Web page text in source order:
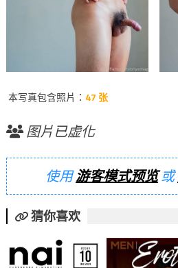
本写真包含照片： 47 张
图片已虚化
使用游客模式预览或
猜你喜欢